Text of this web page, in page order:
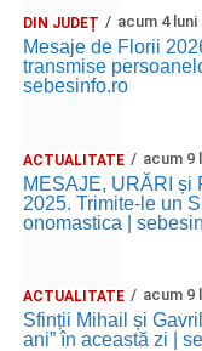
DIN JUDEȚ acum 4 luni
Mesaje de Florii
transmise
sebesinfo.ro
ACTUALITATE acum 9
MESAJE, URĂRI și
2025. Trimite-le un
onomastica |
ACTUALITATE acum 9
Sfinții Mihail și
ani” în această zi |